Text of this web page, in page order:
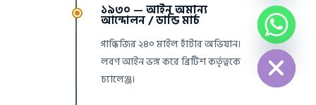
১৯৩০ — আইন অমান্য
আন্দোলন / ডান্ডি মার্চ
গান্ধিজির ২৪০ মাইল হাঁটার অভিযান।
লবণ আইন ভঙ্গ করে ব্রিটিশ কর্তৃত্বকে
চ্যালেঞ্জ।
Hide
chaty